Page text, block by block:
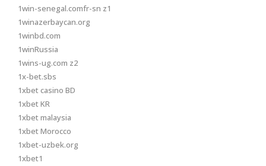
1win-senegal.comfr-sn z1
1winazerbaycan.org
1winbd.com
1winRussia
1wins-ug.com z2
1x-bet.sbs
1xbet casino BD
1xbet KR
1xbet malaysia
1xbet Morocco
1xbet-uzbek.org
1xbet1